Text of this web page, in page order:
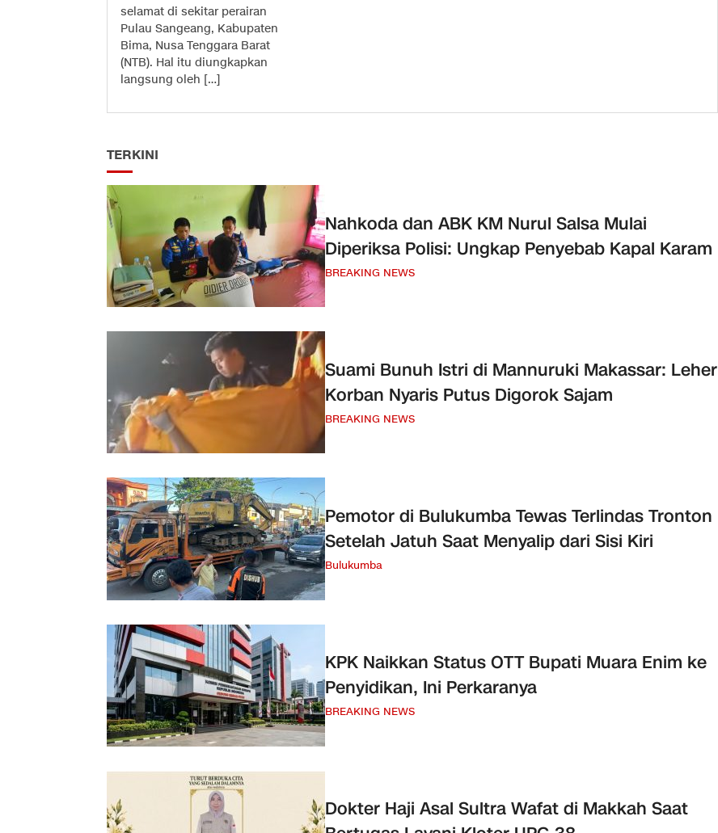
selamat di sekitar perairan
Pulau Sangeang, Kabupaten
Bima, Nusa Tenggara Barat
(NTB). Hal itu diungkapkan
langsung oleh […]
TERKINI
Nahkoda dan ABK KM Nurul Salsa Mulai
Diperiksa Polisi: Ungkap Penyebab Kapal Karam
BREAKING NEWS
Suami Bunuh Istri di Mannuruki Makassar: Leher
Korban Nyaris Putus Digorok Sajam
BREAKING NEWS
Pemotor di Bulukumba Tewas Terlindas Tronton
Setelah Jatuh Saat Menyalip dari Sisi Kiri
Bulukumba
KPK Naikkan Status OTT Bupati Muara Enim ke
Penyidikan, Ini Perkaranya
BREAKING NEWS
Dokter Haji Asal Sultra Wafat di Makkah Saat